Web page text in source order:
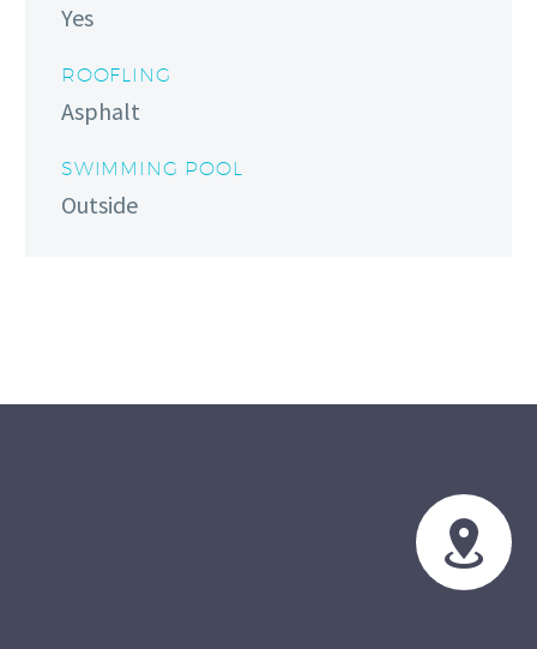
Yes
ROOFLING
Asphalt
SWIMMING POOL
Outside

